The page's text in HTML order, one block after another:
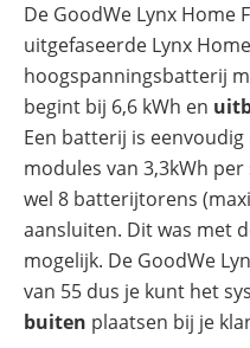
De GoodWe Lynx Home
uitgefaseerde Lynx
hoogspanningsbatterij
begint bij 6,6 kWh en
Een batterij is
modules van 3,3kWh
wel 8 batterijtorens
aansluiten. Dit was met
mogelijk. De GoodWe
van 55 dus je kunt het
buiten plaatsen bij je